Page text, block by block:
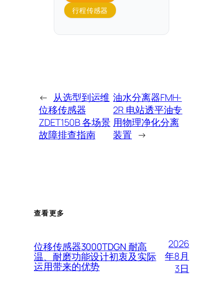
行程传感器
← 从选型到运维
位移传感器
ZDET150B 各场景
故障排查指南
油水分离器FMH-
2R 电站透平油专
用物理净化分离
装置 →
查看更多
位移传感器3000TDGN 耐高
温、耐磨功能设计初衷及实际
运用带来的优势
2026
年8月
3日